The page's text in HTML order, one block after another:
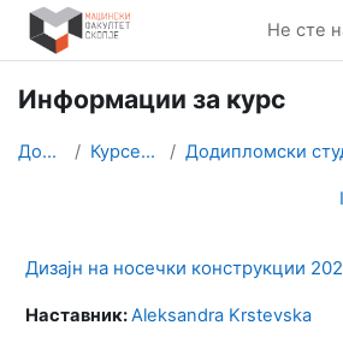
Оди до главна содржина
Не сте
Информации за курс
Дома Курсеви
Дизајн на носечки конструкции
Наставник:Aleksandra Krstevska